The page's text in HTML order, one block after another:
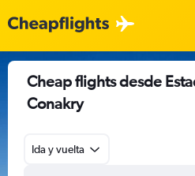
Cheap flights desde
Conakry
Ida y vuelta